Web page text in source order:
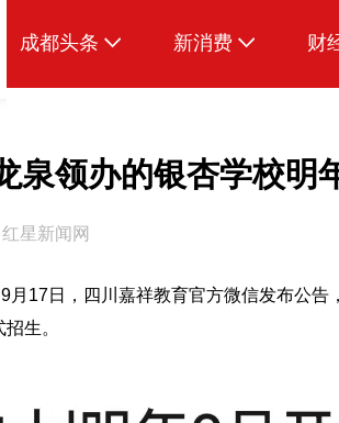
成都头条
本地
头条智造
新消费 财
泉领办的银杏学校明
红星新闻网
9月17日，四川嘉祥教育官方微信发布公告
生。